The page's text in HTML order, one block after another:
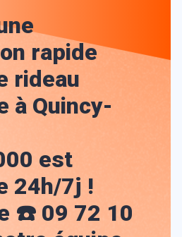
rapide
rideau
à Quincy-
est
24h/7j !
☎️ 09 72 10